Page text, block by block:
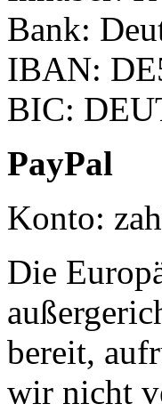
Bank:
IBAN:
BIC:
PayPal
Konto:
Die
bereit,
wir nicht